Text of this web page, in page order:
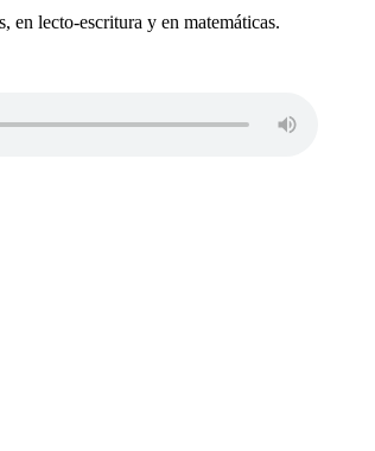
en lecto-escritura y en matemáticas.